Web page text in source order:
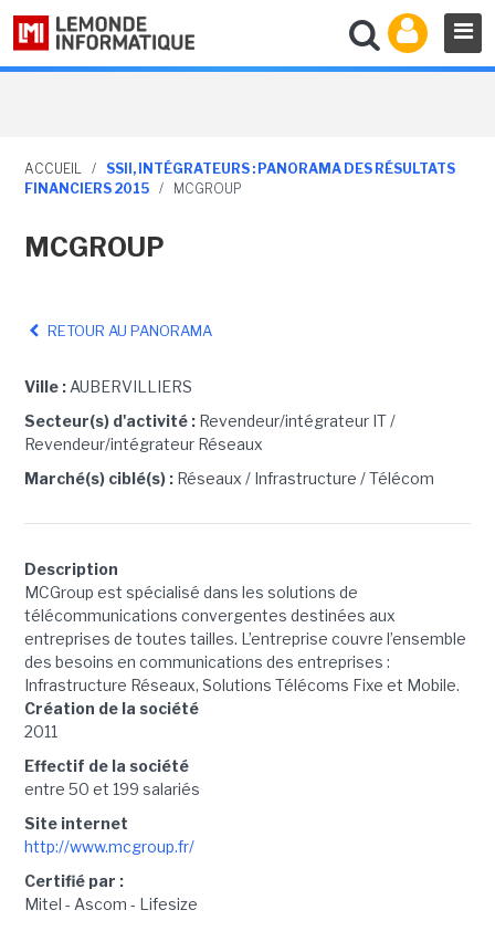
ACCUEIL /
SSII, INTÉGRATEURS : PANORAMA DES RÉSULTATS
FINANCIERS 2015
/ MCGROUP
MCGROUP
RETOUR AU PANORAMA
Ville : AUBERVILLIERS
Secteur(s) d'activité : Revendeur/intégrateur IT /
Revendeur/intégrateur Réseaux
Marché(s) ciblé(s) : Réseaux / Infrastructure / Télécom
Description
MCGroup est spécialisé dans les solutions de
télécommunications convergentes destinées aux
entreprises de toutes tailles. L’entreprise couvre l’ensemble
des besoins en communications des entreprises :
Infrastructure Réseaux, Solutions Télécoms Fixe et Mobile.
Création de la société
2011
Effectif de la société
entre 50 et 199 salariés
Site internet
http://www.mcgroup.fr/
Certifié par :
Mitel - Ascom - Lifesize